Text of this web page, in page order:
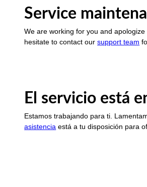
Service
We are working for you and
hesitate to contact oursupport team
El servicio está
Estamos trabajando para ti.
asistencia está a tu disposición para